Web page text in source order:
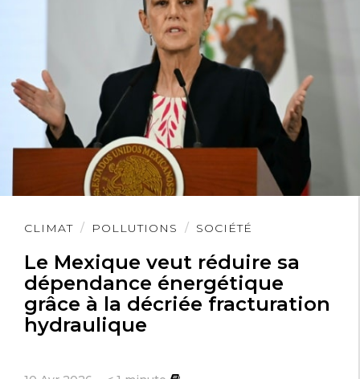
La France tente aussi de le faire mais le
tri étant moins bon en amont il est
nécessaire de rajouter du gaz pour
assurer la combustion.
http://www.infoenergie.eu/riv+ener/
geothermie-profonde.pdf
CLIMAT POLLUTIONS SOCIÉTÉ
Le Mexique veut réduire sa
dépendance énergétique
grâce à la décriée fracturation
hydraulique
Lire